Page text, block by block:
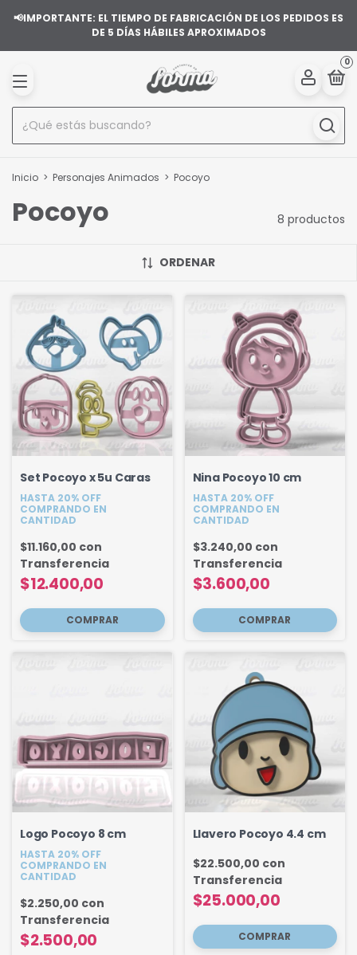
📢IMPORTANTE: EL TIEMPO DE FABRICACIÓN DE LOS PEDIDOS ES
DE 5 DÍAS HÁBILES APROXIMADOS
0
Inicio > Personajes Animados > Pocoyo
Pocoyo 8 productos
ORDENAR
Set Pocoyo x 5u Caras
HASTA 20% OFF
COMPRANDO EN
CANTIDAD
$12.400,00
$11.160,00 con
Transferencia
Nina Pocoyo 10 cm
HASTA 20% OFF
COMPRANDO EN
CANTIDAD
$3.600,00
$3.240,00 con
Transferencia
Logo Pocoyo 8 cm
HASTA 20% OFF
COMPRANDO EN
CANTIDAD
$2.500,00
$2.250,00 con
Transferencia
Llavero Pocoyo 4.4 cm
$25.000,00
$22.500,00 con
Transferencia